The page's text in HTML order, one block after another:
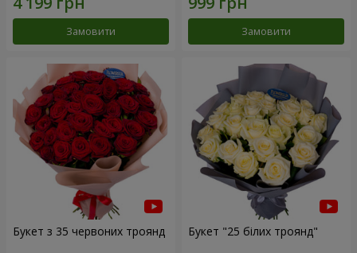
Замовити Замовити
Букет з 35 червоних троянд Букет "25 білих троянд"